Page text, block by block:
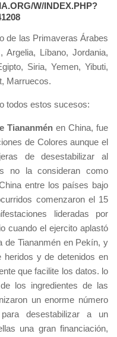
W/INDEX.PHP?
las Primaveras Árabes
Argelia, Líbano, Jordania,
Siria, Yemen, Yibuti,
Marruecos.
estos sucesos:
Tiananménen China, fue
de Colores aunque el
de desestabilizar al
no la consideran como
entre los países bajo
comenzaron el 15
lideradas por
cuando el ejercito aplastó
de Tiananmén en Pekín, y
y de detenidos en
que facilite los datos. lo
los ingredientes de las
un enorme número
desestabilizar a un
una gran financiación,